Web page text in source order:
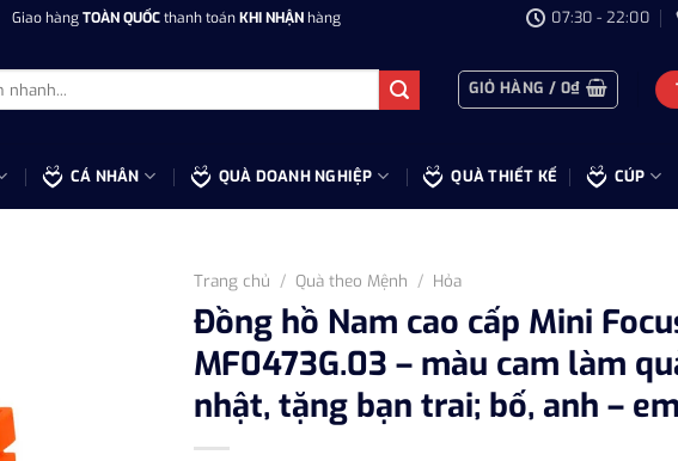
Giao hàngTOÀN QUỐCthanh toánKHI NHẬNhàng 07:30 - 22:00
GIỎ HÀNG / 0₫
CÁ NHÂN QUÀ DOANH NGHIỆP QUÀ THIẾT KẾ CÚP
Trang chủ / Quà theo Mệnh / Hỏa
Đồng hồ Nam cao cấp Mini
MF0473G.03 – màu cam làm
nhật, tặng bạn trai; bố, anh –